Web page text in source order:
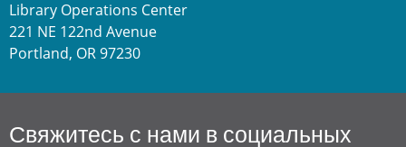
Library Operations Center
221 NE 122nd Avenue
Portland, OR 97230
Свяжитесь с нами в социальных